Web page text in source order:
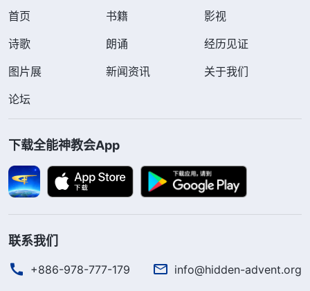
首页 书籍
影视
诗歌
朗诵
经历见证
图片展
新闻资讯
关于我们
论坛
下载全能神教会App
联系我们
+886-978-777-179 info@hidden-advent.org